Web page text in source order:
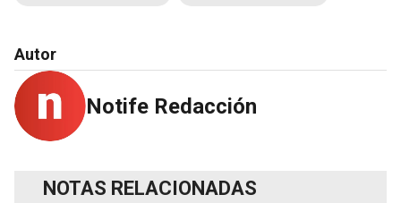
Autor
Notife Redacción
NOTAS RELACIONADAS